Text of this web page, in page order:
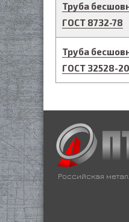
Труба
ГОСТ 8732-78
Труба
ГОСТ 32528-
Российская